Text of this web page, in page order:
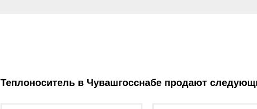
Теплоноситель в Чувашгосснабе продают